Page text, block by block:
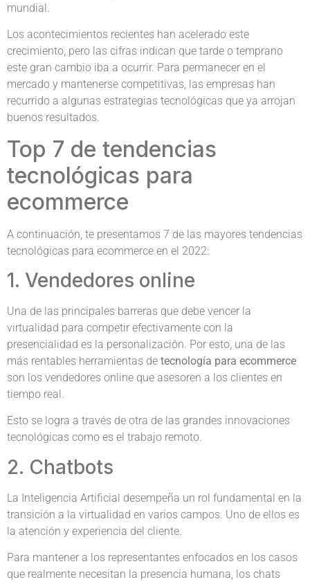
mundial.
Los acontecimientos recientes han acelerado este
crecimiento, pero las cifras indican que tarde o temprano
este gran cambio iba a ocurrir. Para permanecer en el
mercado y mantenerse competitivas, las empresas han
recurrido a algunas estrategias tecnológicas que ya arrojan
buenos resultados.
Top 7 de tendencias
tecnológicas para
ecommerce
A continuación, te presentamos 7 de las mayores tendencias
tecnológicas para ecommerce en el 2022:
1. Vendedores online
Una de las principales barreras que debe vencer la
virtualidad para competir efectivamente con la
presencialidad es la personalización. Por esto, una de las
más rentables herramientas de tecnología para ecommerce
son los vendedores online que asesoren a los clientes en
tiempo real.
Esto se logra a través de otra de las grandes innovaciones
tecnológicas como es el trabajo remoto.
2. Chatbots
La Inteligencia Artificial desempeña un rol fundamental en la
transición a la virtualidad en varios campos. Uno de ellos es
la atención y experiencia del cliente.
Para mantener a los representantes enfocados en los casos
que realmente necesitan la presencia humana, los chats